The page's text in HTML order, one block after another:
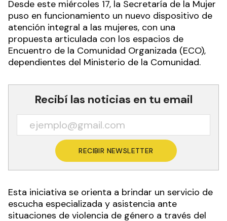
Desde este miércoles 17, la Secretaría de la Mujer
puso en funcionamiento un nuevo dispositivo de
atención integral a las mujeres, con una
propuesta articulada con los espacios de
Encuentro de la Comunidad Organizada (ECO),
dependientes del Ministerio de la Comunidad.
Recibí las noticias en tu email
RECIBIR NEWSLETTER
Esta iniciativa se orienta a brindar un servicio de
escucha especializada y asistencia ante
situaciones de violencia de género a través del